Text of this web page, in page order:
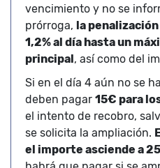
vencimiento y no se
prórroga, la
1,2% al día hasta un
principal , así como del
Si en el día 4 aún no se
deben pagar 15€ para
el intento de recobro,
se solicita la ampliación.
el importe asciende a